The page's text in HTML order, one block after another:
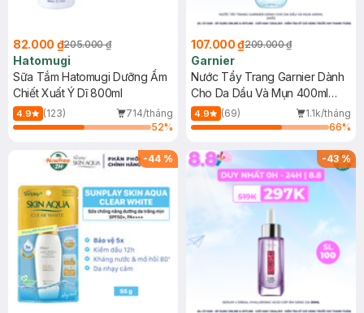
82.000 ₫205.000 ₫
Hatomugi
Sữa Tắm Hatomugi Dưỡng Ẩm
Chiết Xuất Ý Dĩ 800ml
4.9 (123)
714/tháng
52%
107.000 ₫209.000 ₫
Garnier
Nước Tẩy Trang Garnier Dành
Cho Da Dầu Và Mụn 400ml
(Mới)
4.9 (69)
1.1k/tháng
66%
-44 % -43%